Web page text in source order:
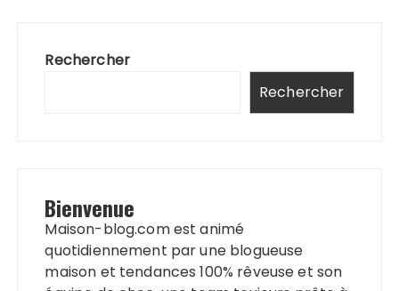
Rechercher
Rechercher
Bienvenue
Maison-blog.com est animé
quotidiennement par une blogueuse
maison et tendances 100% rêveuse et son